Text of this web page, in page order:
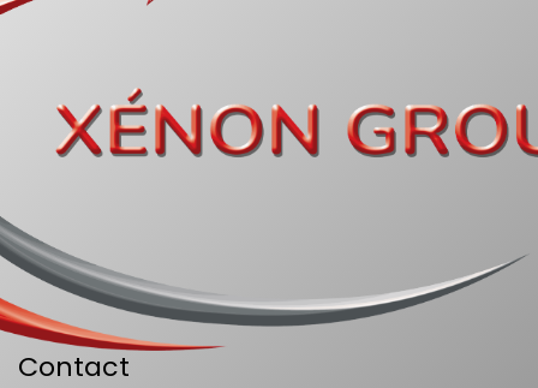
Contact